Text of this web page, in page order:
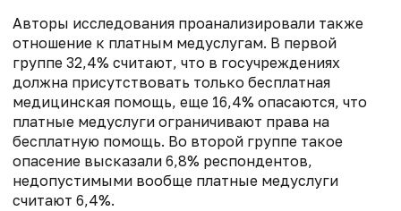
Авторы исследования проанализировали также
отношение к платным медуслугам. В первой
группе 32,4% считают, что в госучреждениях
должна присутствовать только бесплатная
медицинская помощь, еще 16,4% опасаются, что
платные медуслуги ограничивают права на
бесплатную помощь. Во второй группе такое
опасение высказали 6,8% респондентов,
недопустимыми вообще платные медуслуги
считают 6,4%.